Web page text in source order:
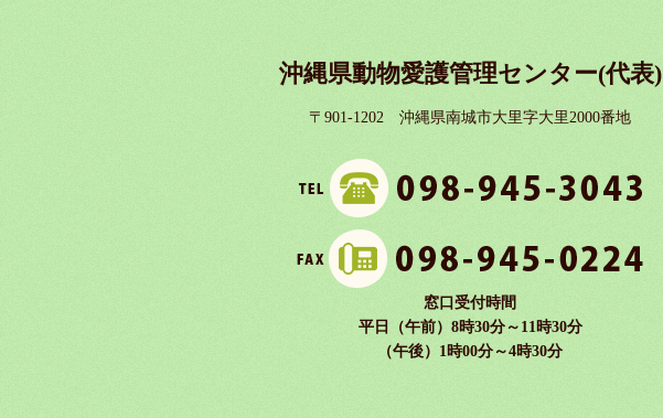
沖縄県動物愛護管理センター(代表)
〒901-1202 沖縄県南城市大里字大里2000番地
窓口受付時間
平日（午前）8時30分～11時30分
（午後）1時00分～4時30分